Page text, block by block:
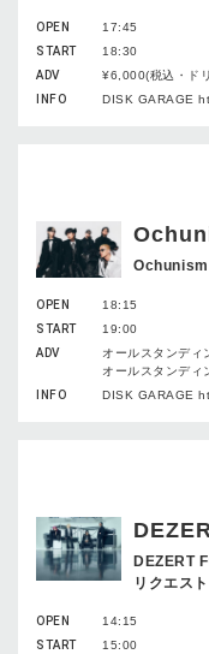
OPEN
17:45
START
18:30
ADV
¥6,000(税込・ド
INFO
DISK GARAGE
Ochunism
OPEN
18:15
START
19:00
ADV
オールスタンデ
オールスタンデ
INFO
DISK GARAGE
DEZERT
リクエス
OPEN
14:15
START
15:00